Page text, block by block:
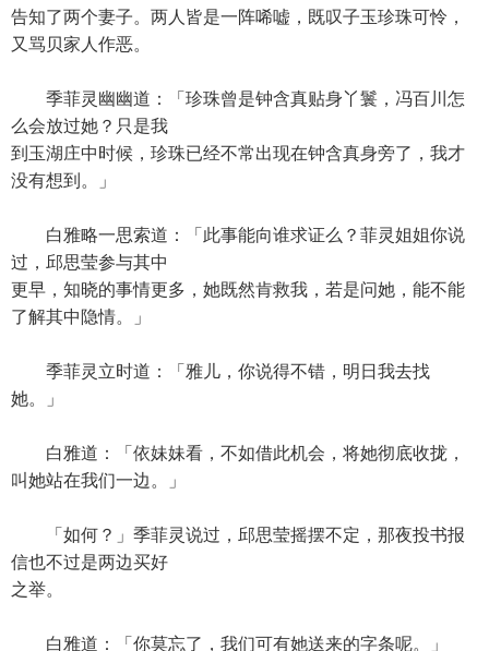
告知了两个妻子。两人皆是一阵唏嘘，既叹子玉珍珠可怜，
又骂贝家人作恶。
季菲灵幽幽道：「珍珠曾是钟含真贴身丫鬟，冯百川怎
么会放过她？只是我
到玉湖庄中时候，珍珠已经不常出现在钟含真身旁了，我才
没有想到。」
白雅略一思索道：「此事能向谁求证么？菲灵姐姐你说
过，邱思莹参与其中
更早，知晓的事情更多，她既然肯救我，若是问她，能不能
了解其中隐情。」
季菲灵立时道：「雅儿，你说得不错，明日我去找
她。」
白雅道：「依妹妹看，不如借此机会，将她彻底收拢，
叫她站在我们一边。」
「如何？」季菲灵说过，邱思莹摇摆不定，那夜投书报
信也不过是两边买好
之举。
白雅道：「你莫忘了，我们可有她送来的字条呢。」